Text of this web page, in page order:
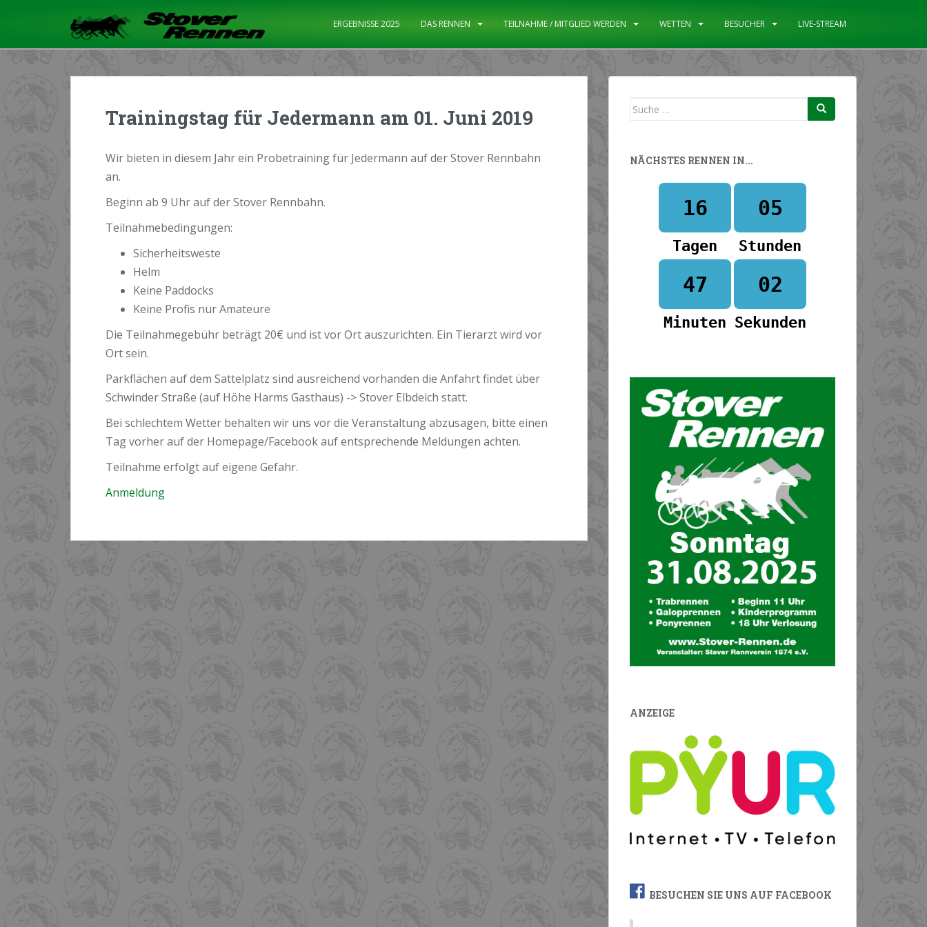
ERGEBNISSE 2025 DAS RENNEN TEILNAHME / MITGLIED WERDEN WETTEN BESUCHER LIVE-STREAM
Trainingstag für Jedermann am 01. Juni 2019
Wir bieten in diesem Jahr ein Probetraining für Jedermann auf der Stover Rennbahn
an.
Beginn ab 9 Uhr auf der Stover Rennbahn.
Teilnahmebedingungen:
Sicherheitsweste
Helm
Keine Paddocks
Keine Profis nur Amateure
Die Teilnahmegebühr beträgt 20€ und ist vor Ort auszurichten. Ein Tierarzt wird vor
Ort sein.
Parkflächen auf dem Sattelplatz sind ausreichend vorhanden die Anfahrt findet über
Schwinder Straße (auf Höhe Harms Gasthaus) -> Stover Elbdeich statt.
Bei schlechtem Wetter behalten wir uns vor die Veranstaltung abzusagen, bitte einen
Tag vorher auf der Homepage/Facebook auf entsprechende Meldungen achten.
Teilnahme erfolgt auf eigene Gefahr.
Anmeldung
Suche
NÄCHSTES RENNEN IN...
16
Tagen
05
Stunden
47
Minuten
02
Sekunden
ANZEIGE
BESUCHEN SIE UNS AUF FACEBOOK